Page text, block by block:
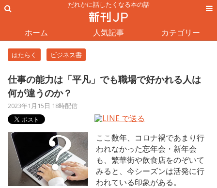
だれかに話したくなる本の話
ホーム 人気記事 カテゴリー
はたらく ビジネス書
仕事の能力は「平凡」でも職場で好かれる人は
何が違うのか？
2023年1月15日 18時配信
ここ数年、コロナ禍であまり行
われなかった忘年会・新年会
も、繁華街や飲食店をのぞいて
みると、今シーズンは活発に行
われている印象がある。